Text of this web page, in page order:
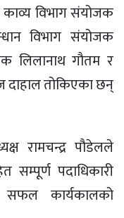
काव्य विभाग संयोजक
विभाग संयोजक
लिलानाथ गौतम र
दाहाल तोकिएका छन्
रामचन्द्र पौडेलले
सम्पूर्ण पदाधिकारी
कार्यकालको